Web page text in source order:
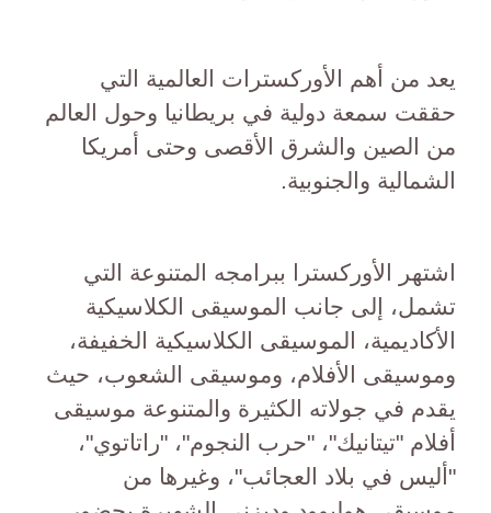
يعد من أهم الأوركسترات العالمية التي
حققت سمعة دولية في بريطانيا وحول العالم
من الصين والشرق الأقصى وحتى أمريكا
الشمالية والجنوبية.
اشتهر الأوركسترا ببرامجه المتنوعة التي
تشمل، إلى جانب الموسيقى الكلاسيكية
الأكاديمية، الموسيقى الكلاسيكية الخفيفة،
وموسيقى الأفلام، وموسيقى الشعوب، حيث
يقدم في جولاته الكثيرة والمتنوعة موسيقى
أفلام "تيتانيك"، "حرب النجوم"، "راتاتوي"،
"أليس في بلاد العجائب"، وغيرها من